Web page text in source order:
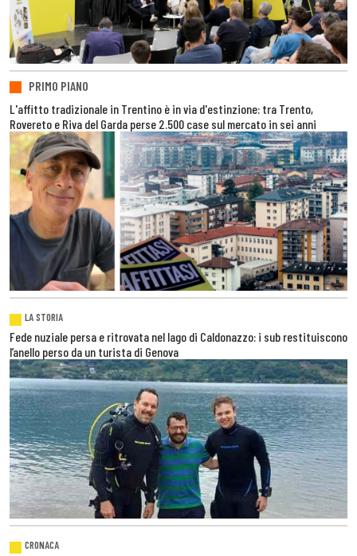
PRIMO PIANO
L'affitto tradizionale in Trentino è in via d'estinzione: tra Trento,
Rovereto e Riva del Garda perse 2.500 case sul mercato in sei anni
LA STORIA
Fede nuziale persa e ritrovata nel lago di Caldonazzo: i sub restituiscono
l’anello perso da un turista di Genova
CRONACA